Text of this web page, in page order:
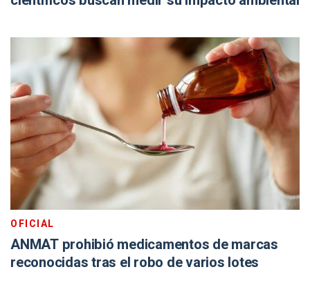
OFICIAL
ANMAT prohibió medicamentos de marcas
reconocidas tras el robo de varios lotes